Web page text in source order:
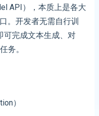
API），本质上是各大
。开发者无需自行训
可完成文本生成、对
务。
）